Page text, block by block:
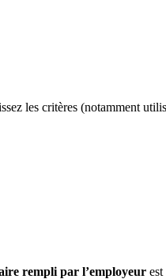
les critères (notamment
rempli par l’employeur est